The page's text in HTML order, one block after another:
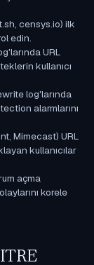
censys.io) ilk
edin.
URL
kullanıcı
log'larında
alarmlarını
Mimecast) URL
kullanıcılar
açma
korele